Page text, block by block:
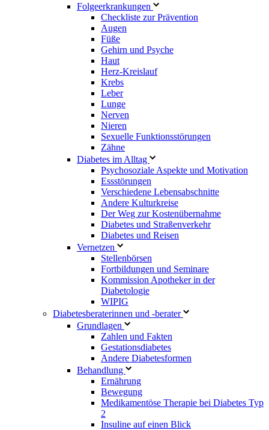
Fol­ge­er­kran­kun­gen
Checkliste zur Prävention
Augen
Füße
Gehirn und Psyche
Haut
Herz-Kreislauf
Krebs
Leber
Lunge
Nerven
Nieren
Sexuelle Funktionsstörungen
Zähne
Diabetes im Alltag
Psychosoziale Aspekte und Motivation
Essstörungen
Verschiedene Lebensabschnitte
Andere Kulturkreise
Der Weg zur Kostenübernahme
Diabetes und Straßenverkehr
Diabetes und Reisen
Vernetzen
Stellenbörsen
Fortbildungen und Seminare
Kommission Apotheker in der
Diabetologie
WIPIG
Diabetesberaterinnen und -berater
Grundlagen
Zahlen und Fakten
Gestationsdiabetes
Andere Diabetesformen
Behandlung
Ernährung
Bewegung
Medikamentöse Therapie bei Diabetes Typ
2
Insuline auf einen Blick